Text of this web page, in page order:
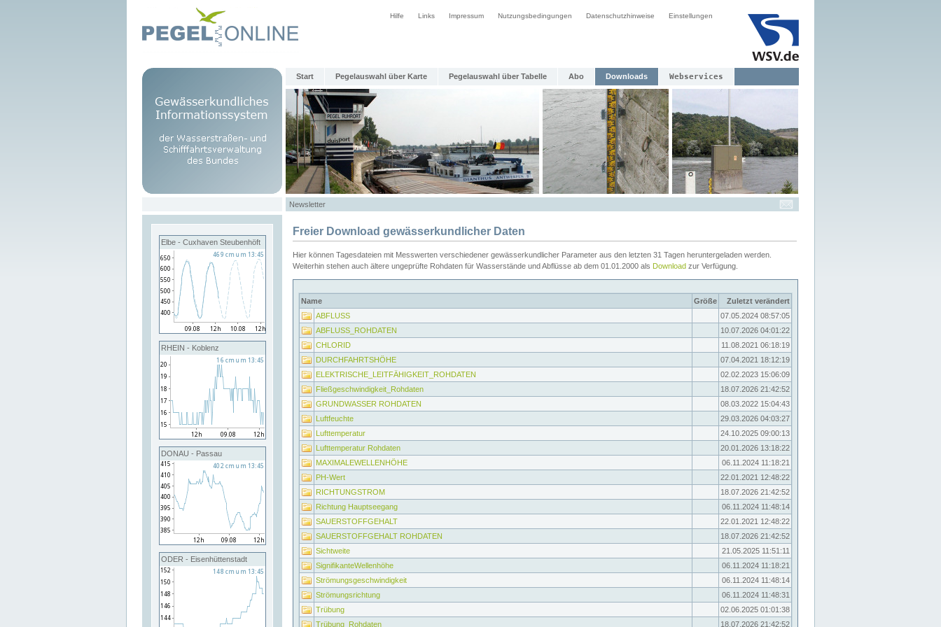
Hilfe Links Impressum Nutzungsbedingungen Datenschutzhinweise Einstellungen
Start Pegelauswahl über Karte Pegelauswahl über Tabelle Abo Downloads Webservices
Newsletter
Elbe - Cuxhaven Steubenhöft
RHEIN - Koblenz
DONAU - Passau
ODER - Eisenhüttenstadt
Freier Download gewässerkundlicher Daten
Hier können Tagesdateien mit Messwerten verschiedener gewässerkundlicher Parameter aus den letzten 31 Tagen heruntergeladen werden.
Weiterhin stehen auch ältere ungeprüfte Rohdaten für Wasserstände und Abflüsse ab dem 01.01.2000 als Download zur Verfügung.
Name Größe
Zuletzt verändert
ABFLUSS
07.05.2024 08:57:05
ABFLUSS_ROHDATEN
10.07.2026 04:01:22
CHLORID
11.08.2021 06:18:19
DURCHFAHRTSHÖHE
07.04.2021 18:12:19
ELEKTRISCHE_LEITFÄHIGKEIT_ROHDATEN
02.02.2023 15:06:09
Fließgeschwindigkeit_Rohdaten
18.07.2026 21:42:52
GRUNDWASSER ROHDATEN
08.03.2022 15:04:43
Luftfeuchte
29.03.2026 04:03:27
Lufttemperatur
24.10.2025 09:00:13
Lufttemperatur Rohdaten
20.01.2026 13:18:22
MAXIMALEWELLENHÖHE
06.11.2024 11:18:21
PH-Wert
22.01.2021 12:48:22
RICHTUNGSTROM
18.07.2026 21:42:52
Richtung Hauptseegang
06.11.2024 11:48:14
SAUERSTOFFGEHALT
22.01.2021 12:48:22
SAUERSTOFFGEHALT ROHDATEN
18.07.2026 21:42:52
Sichtweite
21.05.2025 11:51:11
SignifikanteWellenhöhe
06.11.2024 11:18:21
Strömungsgeschwindigkeit
06.11.2024 11:48:14
Strömungsrichtung
06.11.2024 11:48:31
Trübung
02.06.2025 01:01:38
Trübung_Rohdaten
18.07.2026 21:42:52